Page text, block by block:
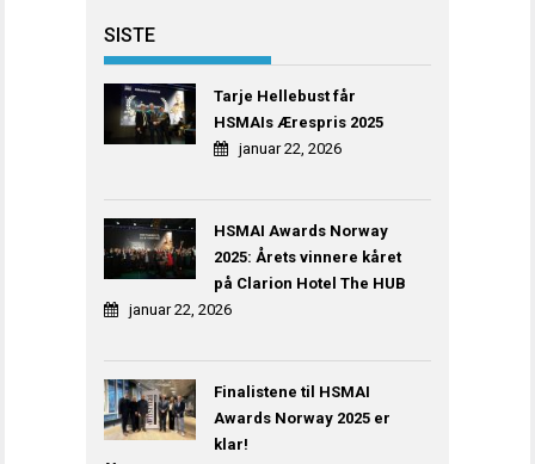
SISTE
Tarje Hellebust får
HSMAIs Ærespris 2025
januar 22, 2026
HSMAI Awards Norway
2025: Årets vinnere kåret
på Clarion Hotel The HUB
januar 22, 2026
Finalistene til HSMAI
Awards Norway 2025 er
klar!